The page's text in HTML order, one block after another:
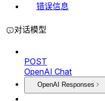
错误信息
对话模型
POST
OpenAI Chat
OpenAI Responses